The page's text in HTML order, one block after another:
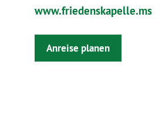
Sie
www.friedenskapelle.ms
Anreise planen